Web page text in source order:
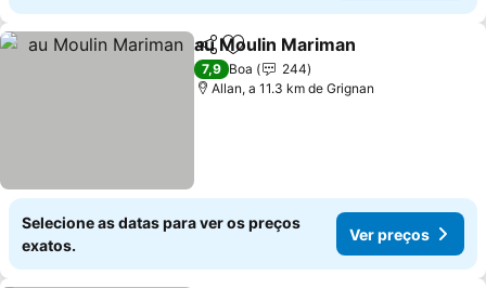
PartilharAdicionar aos favoritos
au Moulin Mariman
7,9 Boa
244
Allan, a 11.3 km de Grignan
Selecione as datas para ver os preços
exatos.
Ver preços